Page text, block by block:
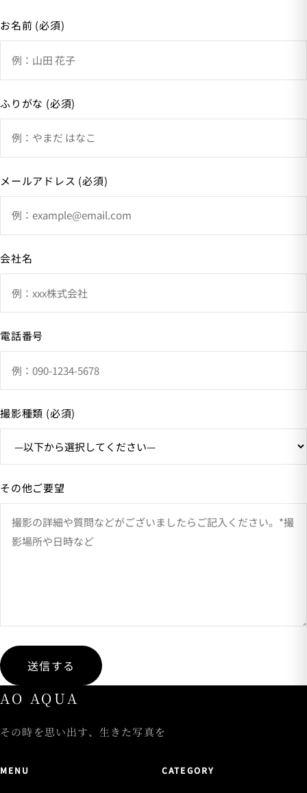
お名前 (必須)
ふりがな (必須)
メールアドレス (必須)
会社名
電話番号
撮影種類 (必須)
その他ご要望
送信する
AO AQUA
その時を思い出す、生きた写真を
MENU CATEGORY